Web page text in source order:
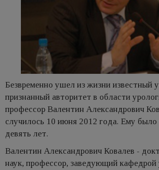
Безвременно ушел из жизни известный
признанный авторитет в области
профессор Валентин Александрович
случилось 10 июня 2012 года. Ему было
девять лет.
Валентин Александрович Ковалев -
наук, профессор, заведующий кафедрой